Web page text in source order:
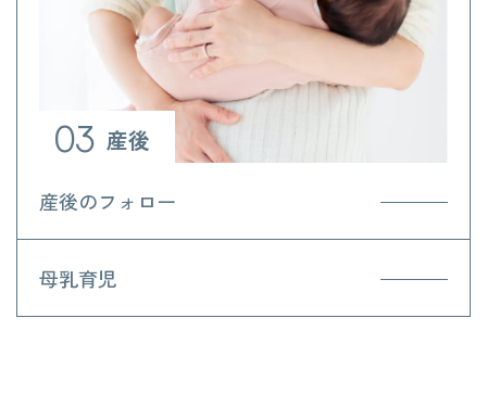
03 産後
産後のフォロー
母乳育児